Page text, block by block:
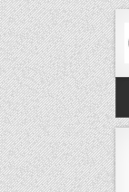
Skip to content